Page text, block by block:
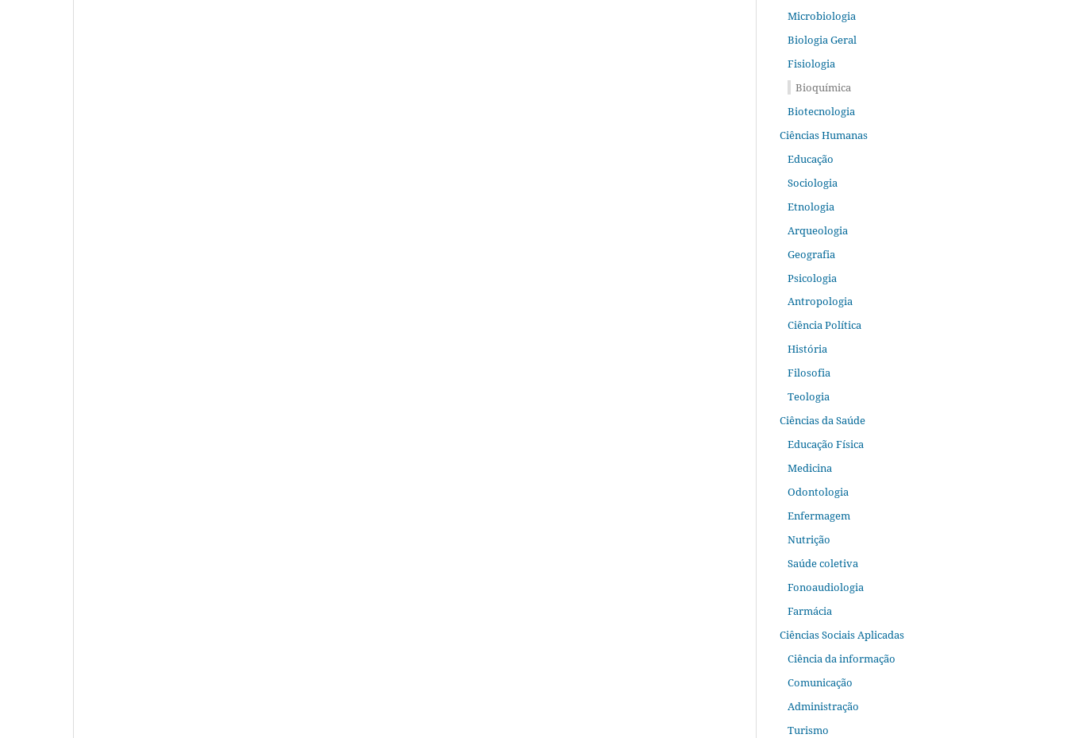
Microbiologia
Biologia Geral
Fisiologia
Bioquímica
Biotecnologia
Ciências Humanas
Educação
Sociologia
Etnologia
Arqueologia
Geografia
Psicologia
Antropologia
Ciência Política
História
Filosofia
Teologia
Ciências da Saúde
Educação Física
Medicina
Odontologia
Enfermagem
Nutrição
Saúde coletiva
Fonoaudiologia
Farmácia
Ciências Sociais Aplicadas
Ciência da informação
Comunicação
Administração
Turismo